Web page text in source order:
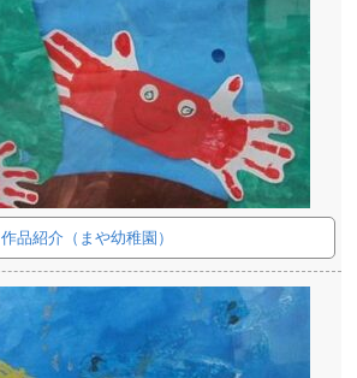
作品紹介（まや幼稚園）